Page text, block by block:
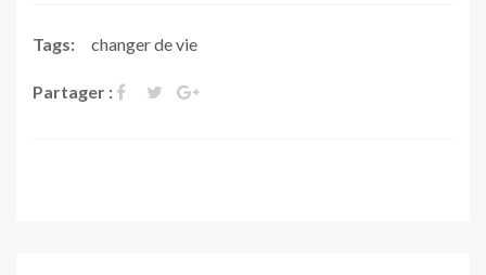
Tags: changer de vie
Partager :